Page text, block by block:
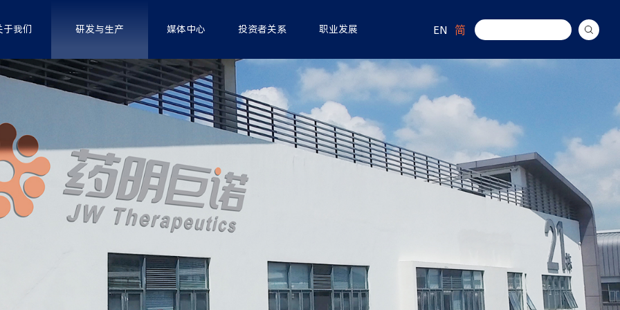
于我们 研发与生产 媒体中心 投资者关系 职业发展 EN 简